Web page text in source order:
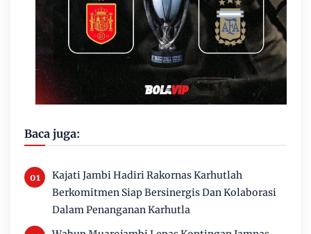
Baca juga:
Kajati Jambi Hadiri Rakornas Karhutlah
Berkomitmen Siap Bersinergis Dan Kolaborasi
Dalam Penanganan Karhutla